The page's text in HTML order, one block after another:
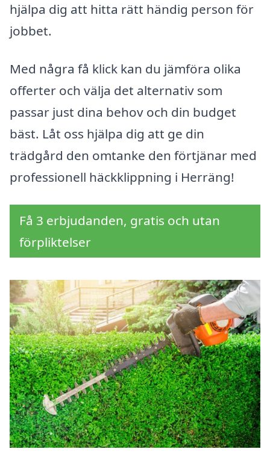
hjälpa dig att hitta rätt händig person för
jobbet.
Med några få klick kan du jämföra olika
offerter och välja det alternativ som
passar just dina behov och din budget
bäst. Låt oss hjälpa dig att ge din
trädgård den omtanke den förtjänar med
professionell häckklippning i Herräng!
Få 3 erbjudanden, gratis och utan
förpliktelser